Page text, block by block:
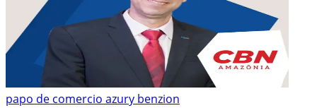
papo de comercio azury benzion